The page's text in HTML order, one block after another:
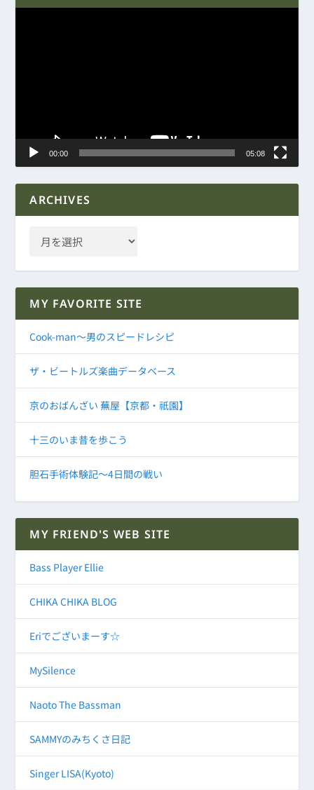
00:00 05:08
ARCHIVES
MY FAVORITE SITE
Cook-man～男のスピードレシピ
ザ・ビートルズ楽曲データベース
京のおばんざい 蕪屋【京都・祇園】
十三のいま昔を歩こう
胆石手術体験記～4日間の戦い
MY FRIEND'S WEB SITE
Bass Player Ellie
CHIKA CHIKA BLOG
Eriでございまーす☆
MySilence
Naoto The Bassman
SAMMYのみちくさ日記
Singer LISA(Kyoto)